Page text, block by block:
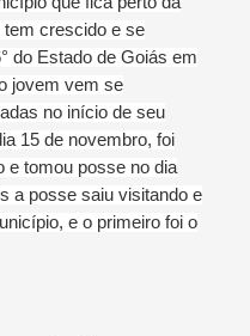
tem crescido e se
do Estado de Goiás em
jovem vem se
no início de seu
15 de novembro, foi
e tomou posse no dia
a posse saiu visitando e
e o primeiro foi o